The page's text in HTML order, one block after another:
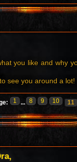
you like and why
see you around a lot!
1 ... 8 9 10 11